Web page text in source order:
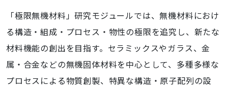
「極限無機材料」研究モジュールでは、無機材料におけ
る構造・組成・プロセス・物性の極限を追究し、新たな
材料機能の創出を目指す。セラミックスやガラス、金
属・合金などの無機固体材料を中心として、多種多様な
プロセスによる物質創製、特異な構造・原子配列の設